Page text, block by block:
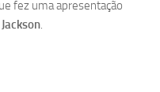
fez uma apresentação
.